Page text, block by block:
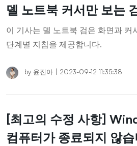
델 노트북 커서만 보는
방법
이 기사는 델 노트북 검은 화면과 커
단계별 지침을 제공합니다.
by 윤진아 2023-09-12 11:35:38
[최고의 수정 사항]
컴퓨터가 종료되지 않